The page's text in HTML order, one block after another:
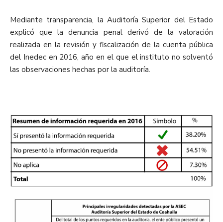
Mediante transparencia, la Auditoría Superior del Estado
explicó que la denuncia penal derivó de la valoración
realizada en la revisión y fiscalización de la cuenta pública
del Inedec en 2016, año en el que el instituto no solventó
las observaciones hechas por la auditoría.